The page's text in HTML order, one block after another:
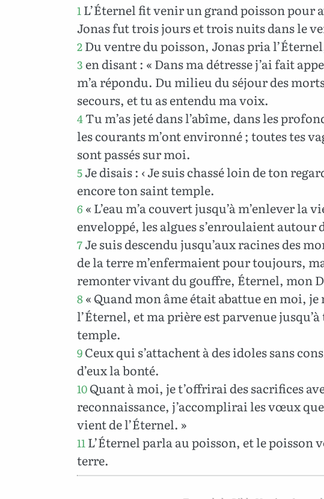
1L’Éternel fit venir un grand poisson pour
Jonas fut trois jours et trois nuits dans le
2Du ventre du poisson, Jonas pria
3 en disant : « Dans ma détresse j’ai fait
m’a répondu. Du milieu du séjour des
secours, et tu as entendu ma voix.
4Tu m’as jeté dans l’abîme, dans les
les courants m’ont environné ; toutes tes
sont passés sur moi.
5Je disais : ‹ Je suis chassé loin de ton
encore ton saint temple.
6 « L’eau m’a couvert jusqu’à m’enlever la
enveloppé, les algues s’enroulaient autour
7Je suis descendu jusqu’aux racines des
de la terre m’enfermaient pour toujours,
remonter vivant du gouffre, Éternel, mon
8« Quand mon âme était abattue en moi, je
l’Éternel, et ma prière est parvenue
temple.
9Ceux qui s’attachent à des idoles sans
d’eux la bonté.
10Quant à moi, je t’offrirai des sacrifices
reconnaissance, j’accomplirai les vœux
vient de l’Éternel. »
11L’Éternel parla au poisson, et le poisson
terre.